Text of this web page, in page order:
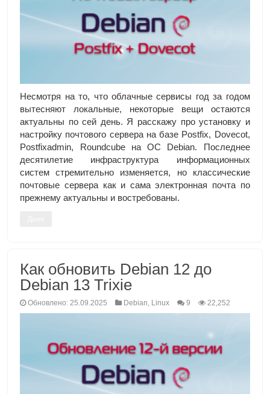
Несмотря на то, что облачные сервисы год за годом
вытесняют локальные, некоторые вещи остаются
актуальны по сей день. Я расскажу про установку и
настройку почтового сервера на базе Postfix, Dovecot,
Postfixadmin, Roundcube на ОС Debian. Последнее
десятилетие инфраструктура информационных
систем стремительно изменяется, но классические
почтовые сервера как и сама электронная почта по
прежнему актуальны и востребованы.
Как обновить Debian 12 до
Debian 13 Trixie
Обновлено: 25.09.2025 Debian, Linux 9 22,252